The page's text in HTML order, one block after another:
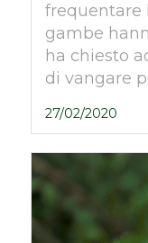
frequentare
gambe
ha chiesto
di vangare
27/02/2020